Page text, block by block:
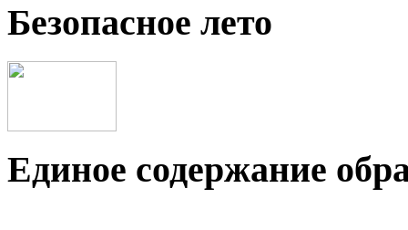
Безопасное лето
Единое содержание